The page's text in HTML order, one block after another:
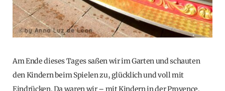
Am Ende dieses Tages saßen wir im Garten und schauten
den Kindern beim Spielen zu, glücklich und voll mit
Eindrücken. Da waren wir – mit Kindern in der Provence.